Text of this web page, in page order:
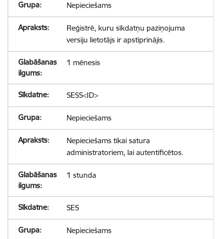
Nepieciešams
Reģistrē, kuru sīkdatņu paziņojuma
versiju lietotājs ir apstiprinājis.
1 mēnesis
SESS<ID>
Nepieciešams
Nepieciešams tikai satura
administratoriem, lai autentificētos.
1 stunda
SES
Nepieciešams